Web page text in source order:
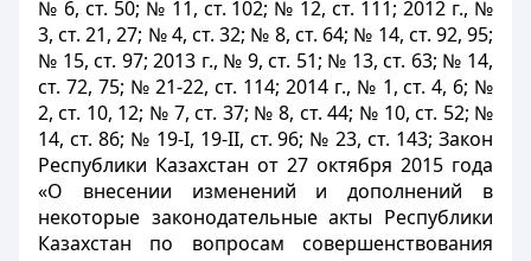
№ 6, ст. 50; № 11, ст. 102; № 12, ст. 111; 2012 г., №
3, ст. 21, 27; № 4, ст. 32; № 8, ст. 64; № 14, ст. 92, 95;
№ 15, ст. 97; 2013 г., № 9, ст. 51; № 13, ст. 63; № 14,
ст. 72, 75; № 21-22, ст. 114; 2014 г., № 1, ст. 4, 6; №
2, ст. 10, 12; № 7, ст. 37; № 8, ст. 44; № 10, ст. 52; №
14, ст. 86; № 19-I, 19-II, ст. 96; № 23, ст. 143; Закон
Республики Казахстан от 27 октября 2015 года
«О внесении изменений и дополнений в
некоторые законодательные акты Республики
Казахстан по вопросам совершенствования